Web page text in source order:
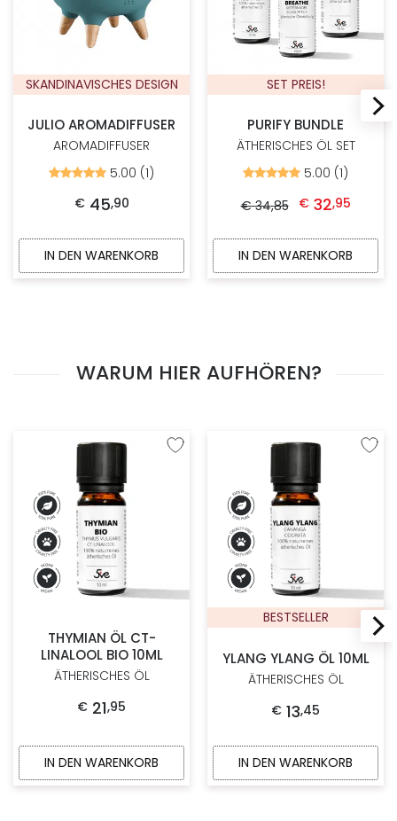
SKANDINAVISCHES DESIGN
JULIO AROMADIFFUSER
AROMADIFFUSER
Bewertet
5.00
von
5.00 (1)
€ 45,90
IN DEN WARENKORB
SET PREIS!
PURIFY BUNDLE
ÄTHERISCHES ÖL SET
Bewertet
5.00
von
5.00 (1)
€ 34,85
Ursprünglicher Preis war: € 34,85
€ 32,95
IN DEN WARENKORB
WARUM HIER AUFHÖREN?
Zur Wunschliste hinzufügen
THYMIAN ÖL CT-
LINALOOL BIO 10ML
ÄTHERISCHES ÖL
€ 21,95
IN DEN WARENKORB
Zur
BESTSELLER
YLANG YLANG ÖL 10ML
ÄTHERISCHES ÖL
€ 13,45
IN DEN WARENKORB